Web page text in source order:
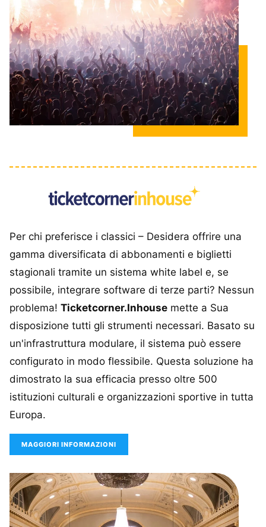
Per chi preferisce i classici – Desidera offrire una
gamma diversificata di abbonamenti e biglietti
stagionali tramite un sistema white label e, se
possibile, integrare software di terze parti? Nessun
problema! Ticketcorner.Inhouse mette a Sua
disposizione tutti gli strumenti necessari. Basato su
un'infrastruttura modulare, il sistema può essere
configurato in modo flessibile. Questa soluzione ha
dimostrato la sua efficacia presso oltre 500
istituzioni culturali e organizzazioni sportive in tutta
Europa.
MAGGIORI INFORMAZIONI